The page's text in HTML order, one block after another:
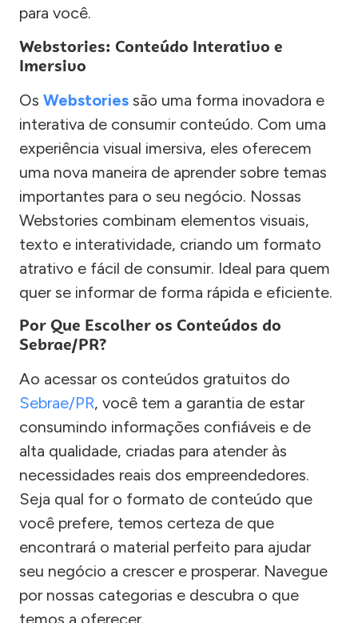
para você.
Webstories: Conteúdo Interativo e
Imersivo
Os Webstories são uma forma inovadora e
interativa de consumir conteúdo. Com uma
experiência visual imersiva, eles oferecem
uma nova maneira de aprender sobre temas
importantes para o seu negócio. Nossas
Webstories combinam elementos visuais,
texto e interatividade, criando um formato
atrativo e fácil de consumir. Ideal para quem
quer se informar de forma rápida e eficiente.
Por Que Escolher os Conteúdos do
Sebrae/PR?
Ao acessar os conteúdos gratuitos do
Sebrae/PR, você tem a garantia de estar
consumindo informações confiáveis e de
alta qualidade, criadas para atender às
necessidades reais dos empreendedores.
Seja qual for o formato de conteúdo que
você prefere, temos certeza de que
encontrará o material perfeito para ajudar
seu negócio a crescer e prosperar. Navegue
por nossas categorias e descubra o que
temos a oferecer.